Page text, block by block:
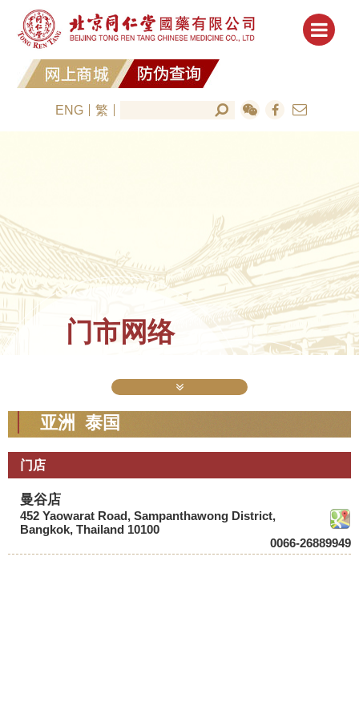
ENG 繁
门市网络
亚洲 泰国
门店
曼谷店
452 Yaowarat Road, Sampanthawong District,
Bangkok, Thailand 10100
0066-26889949